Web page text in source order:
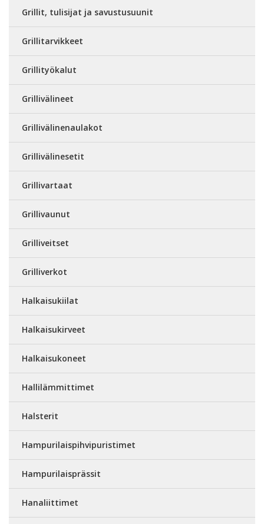
Grillit, tulisijat ja savustusuunit
Grillitarvikkeet
Grillityökalut
Grillivälineet
Grillivälinenaulakot
Grillivälinesetit
Grillivartaat
Grillivaunut
Grilliveitset
Grilliverkot
Halkaisukiilat
Halkaisukirveet
Halkaisukoneet
Hallilämmittimet
Halsterit
Hampurilaispihvipuristimet
Hampurilaisprässit
Hanaliittimet